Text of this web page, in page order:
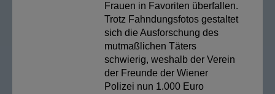
Frauen in Favoriten überfallen.
Trotz Fahndungsfotos gestaltet
sich die Ausforschung des
mutmaßlichen Täters
schwierig, weshalb der Verein
der Freunde der Wiener
Polizei nun 1.000 Euro